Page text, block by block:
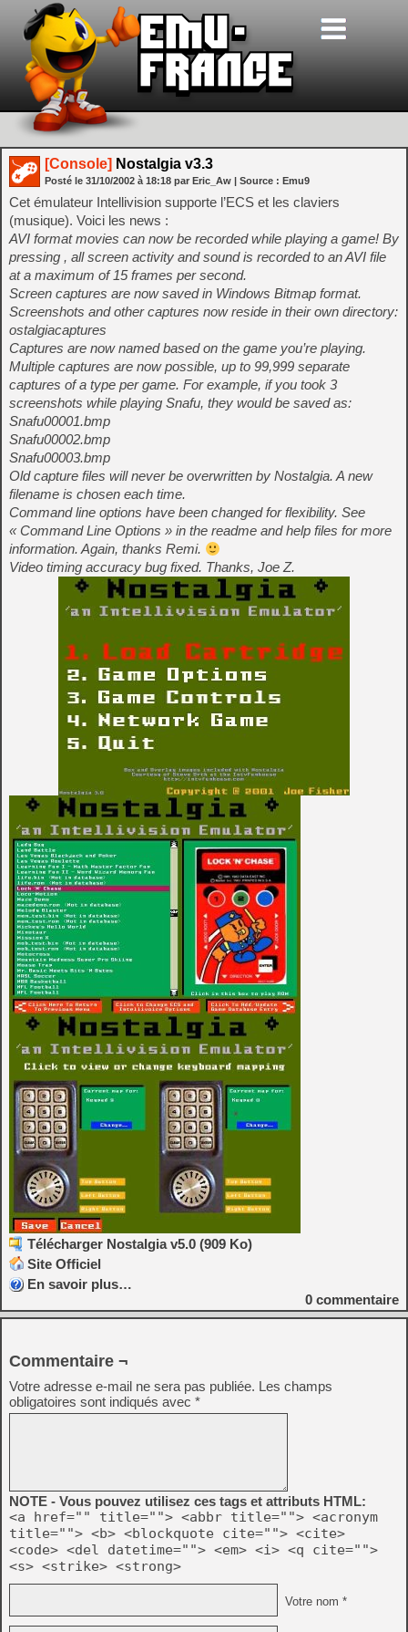
[Console] Nostalgia v3.3
Posté le 31/10/2002 à 18:18 par Eric_Aw | Source : Emu9
Cet émulateur Intellivision supporte l’ECS et les claviers
(musique). Voici les news :
AVI format movies can now be recorded while playing a game! By
pressing , all screen activity and sound is recorded to an AVI file
at a maximum of 15 frames per second.
Screen captures are now saved in Windows Bitmap format.
Screenshots and other captures now reside in their own directory:
ostalgiacaptures
Captures are now named based on the game you’re playing.
Multiple captures are now possible, up to 99,999 separate
captures of a type per game. For example, if you took 3
screenshots while playing Snafu, they would be saved as:
Snafu00001.bmp
Snafu00002.bmp
Snafu00003.bmp
Old capture files will never be overwritten by Nostalgia. A new
filename is chosen each time.
Command line options have been changed for flexibility. See
« Command Line Options » in the readme and help files for more
information. Again, thanks Remi.
Video timing accuracy bug fixed. Thanks, Joe Z.
Télécharger Nostalgia v5.0 (909 Ko)
Site Officiel
En savoir plus…
0 commentaire
Commentaire ¬
Votre adresse e-mail ne sera pas publiée. Les champs
obligatoires sont indiqués avec *
NOTE - Vous pouvez utilisez ces tags et attributs HTML:
<a href="" title=""> <abbr title=""> <acronym
title=""> <b> <blockquote cite=""> <cite>
<code> <del datetime=""> <em> <i> <q cite="">
<s> <strike> <strong>
Votre nom *